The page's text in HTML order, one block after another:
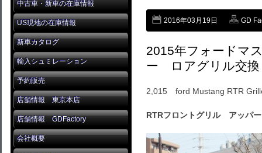
中古車・新車の在庫情報
US現地の在庫情報
新車カタログ
輸入シュミレーション
予約販売
店舗情報 東京本店
店舗情報 GDFactory
会社概要
2016年03月19日 GD
2015年フォードマ
ー ロアグリル交換
2,015 ford Mustang RTR
RTRフロントグリル アッパ